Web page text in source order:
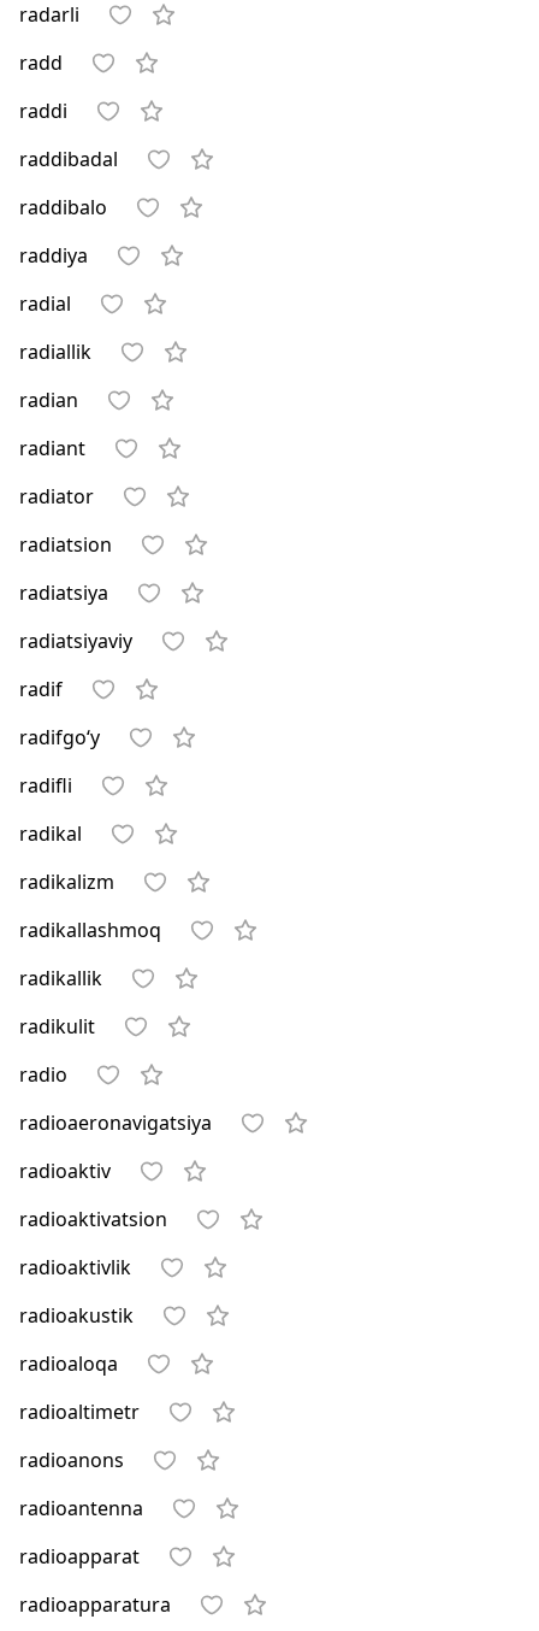
radarli
radd
raddi
raddibadal
raddibalo
raddiya
radial
radiallik
radian
radiant
radiator
radiatsion
radiatsiya
radiatsiyaviy
radif
radifgo‘y
radifli
radikal
radikalizm
radikallashmoq
radikallik
radikulit
radio
radioaeronavigatsiya
radioaktiv
radioaktivatsion
radioaktivlik
radioakustik
radioaloqa
radioaltimetr
radioanons
radioantenna
radioapparat
radioapparatura